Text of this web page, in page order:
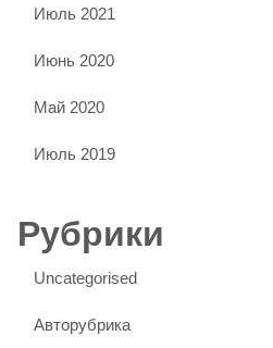
Июль 2021
Июнь 2020
Май 2020
Июль 2019
Рубрики
Uncategorised
Авторубрика